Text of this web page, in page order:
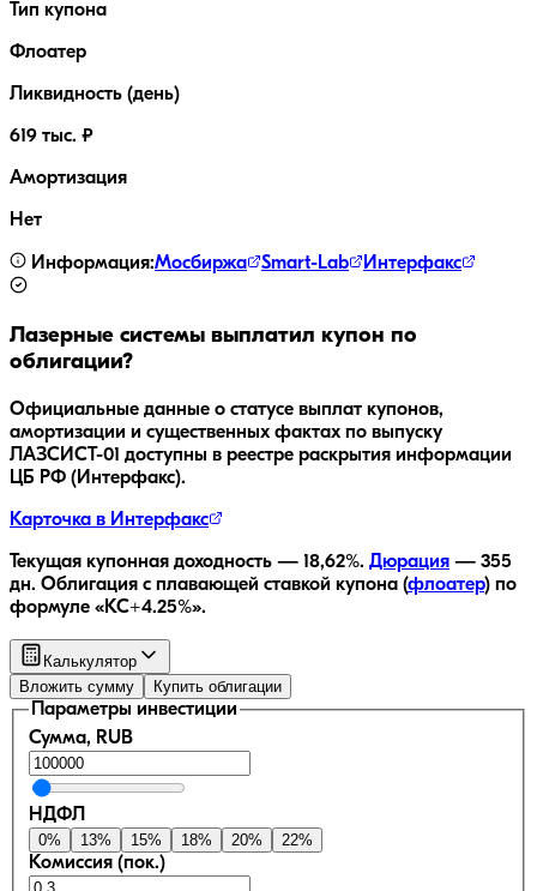
Тип купона
Флоатер
Ликвидность (день)
619 тыс. ₽
Амортизация
Нет
Информация:Мосбиржа Smart-Lab Интерфакс
Лазерные системы выплатил купон по
облигации?
Официальные данные о статусе выплат купонов,
амортизации и существенных фактах по выпуску
ЛАЗСИСТ-01 доступны в реестре раскрытия информации
ЦБ РФ (Интерфакс).
Карточка в Интерфакс
Текущая купонная доходность — 18,62%. Дюрация — 355
дн. Облигация с плавающей ставкой купона (флоатер) по
формуле «КС+4.25%».
Калькулятор
Вложить сумму
Купить облигации
Параметры инвестиции
Сумма, RUB
НДФЛ
0% 13% 15% 18% 20% 22%
Комиссия (пок.)